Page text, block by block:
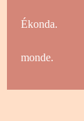
Ékonda.
Photo
monde.